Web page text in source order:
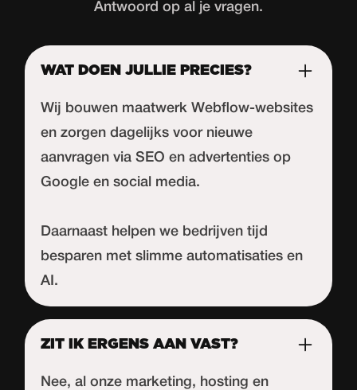
Antwoord op al je vragen.
WAT DOEN JULLIE PRECIES?
Wij bouwen maatwerk Webflow-websites
en zorgen dagelijks voor nieuwe
aanvragen via SEO en advertenties op
Google en social media.
Daarnaast helpen we bedrijven tijd
besparen met slimme automatisaties en
AI.
ZIT IK ERGENS AAN VAST?
Nee, al onze marketing, hosting en